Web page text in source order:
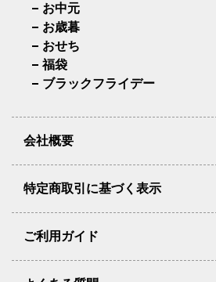
お中元
お歳暮
おせち
福袋
ブラックフライデー
会社概要
特定商取引に基づく表示
ご利用ガイド